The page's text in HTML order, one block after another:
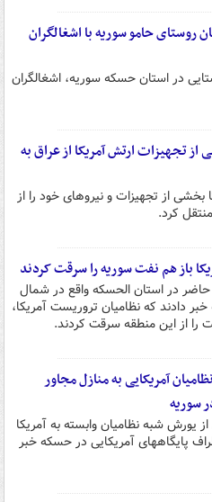
روستای حامو سوریه با اشغالگران
در استان حسکه سوریه، اشغالگران
از تجهیزات ارتش آمریکا از عراق به
بخشی از تجهیزات و نیروهای خود را از
کرد.
باز هم نفت سوریه را سرقت کردند
در استان الحسکه واقع در شمال
دادند که نظامیان تروریست آمریکا،
آمریکایی به منازل مجاور
سوریه
یورش شبه نظامیان وابسته به آمریکا
پایگاههای آمریکایی در حسکه خبر